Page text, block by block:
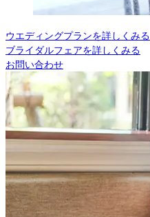
ウエディングプランを詳しくみる
ブライダルフェアを詳しくみる
お問い合わせ